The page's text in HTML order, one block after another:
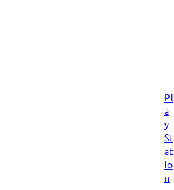
Pl
a
y
St
at
io
n